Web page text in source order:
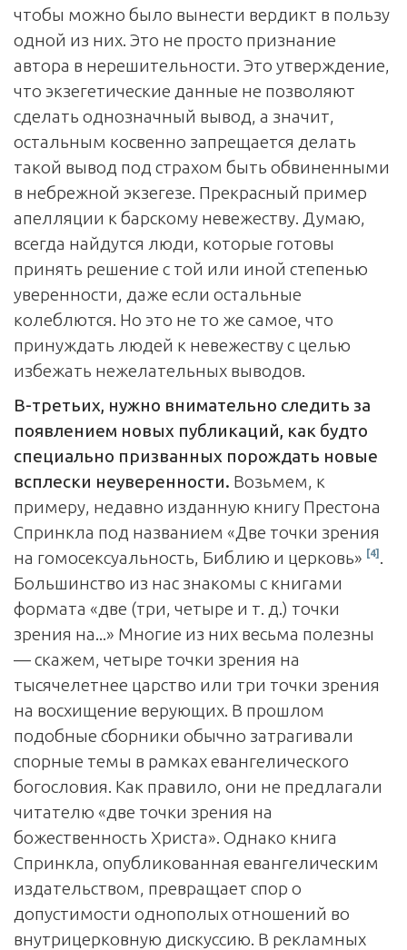
чтобы можно было вынести вердикт в пользу
одной из них. Это не просто признание
автора в нерешительности. Это утверждение,
что экзегетические данные не позволяют
сделать однозначный вывод, а значит,
остальным косвенно запрещается делать
такой вывод под страхом быть обвиненными
в небрежной экзегезе. Прекрасный пример
апелляции к барскому невежеству. Думаю,
всегда найдутся люди, которые готовы
принять решение с той или иной степенью
уверенности, даже если остальные
колеблются. Но это не то же самое, что
принуждать людей к невежеству с целью
избежать нежелательных выводов.
В-третьих, нужно внимательно следить за
появлением новых публикаций, как будто
специально призванных порождать новые
всплес­ки неуверенности. Возьмем, к
примеру, недавно изданную книгу Престона
Спринкла под названием «Две точки зрения
на гомосексуальность, Библию и церковь» [4] .
Большинство из нас знакомы с книгами
формата «две (три, четыре и т. д.) точки
зрения на...» Многие из них весьма полезны
— скажем, четыре точки зрения на
тысячелетнее царство или три точки зрения
на восхищение верующих. В прошлом
подобные сборники обычно затрагивали
спорные темы в рамках евангелического
богословия. Как правило, они не предлагали
читателю «две точки зрения на
божественность Христа». Однако книга
Спринкла, опубликованная евангелическим
издательством, превращает спор о
допустимости однополых отношений во
внутрицерковную дискуссию. В рекламных